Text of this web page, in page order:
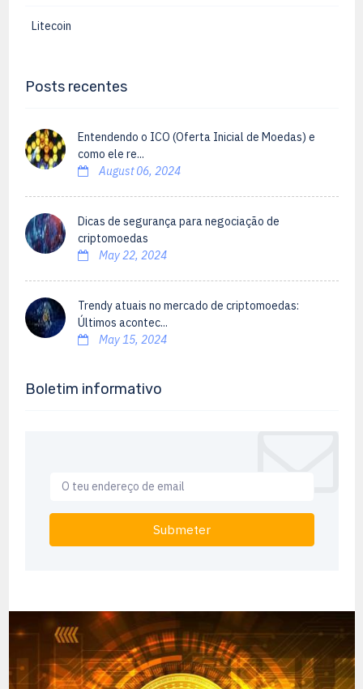
Litecoin
Posts recentes
Entendendo o ICO (Oferta Inicial de Moedas) e
como ele re...
August 06, 2024
Dicas de segurança para negociação de
criptomoedas
May 22, 2024
Trendy atuais no mercado de criptomoedas:
Últimos acontec...
May 15, 2024
Boletim informativo
Submeter